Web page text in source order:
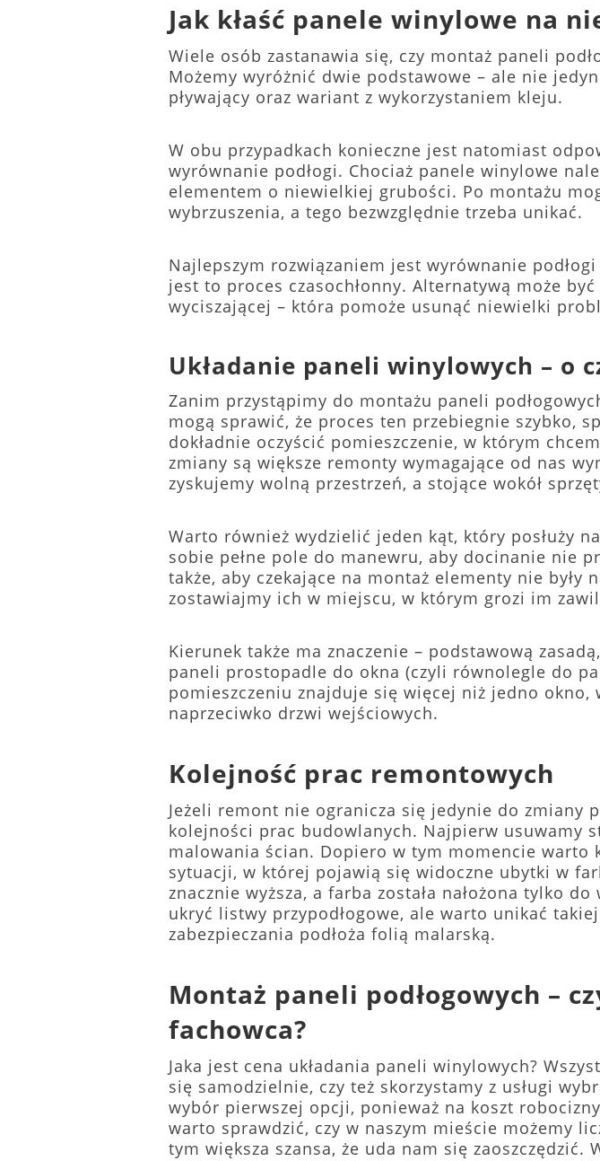
Jak kłaść panele winylowe na
Wiele osób zastanawia się, czy montaż paneli
Możemy wyróżnić dwie podstawowe – ale nie
pływający oraz wariant z wykorzystaniem kleju.
W obu przypadkach konieczne jest natomiast
wyrównanie podłogi. Chociaż panele winylowe
elementem o niewielkiej grubości. Po montażu
wybrzuszenia, a tego bezwzględnie trzeba unikać.
Najlepszym rozwiązaniem jest wyrównanie
jest to proces czasochłonny. Alternatywą może
wyciszającej – która pomoże usunąć niewielki
Układanie paneli winylowych – o
Zanim przystąpimy do montażu paneli
mogą sprawić, że proces ten przebiegnie szybko,
dokładnie oczyścić pomieszczenie, w którym
zmiany są większe remonty wymagające od nas
zyskujemy wolną przestrzeń, a stojące wokół
Warto również wydzielić jeden kąt, który posłuży
sobie pełne pole do manewru, aby docinanie nie
także, aby czekające na montaż elementy nie były
zostawiajmy ich w miejscu, w którym grozi im
Kierunek także ma znaczenie – podstawową
paneli prostopadle do okna (czyli równolegle do
pomieszczeniu znajduje się więcej niż jedno
naprzeciwko drzwi wejściowych.
Kolejność prac remontowych
Jeżeli remont nie ogranicza się jedynie do zmiany
kolejności prac budowlanych. Najpierw usuwamy
malowania ścian. Dopiero w tym momencie warto
sytuacji, w której pojawią się widoczne ubytki w
znacznie wyższa, a farba została nałożona tylko
ukryć listwy przypodłogowe, ale warto unikać
zabezpieczania podłoża folią malarską.
Montaż paneli podłogowych –
fachowca?
Jaka jest cena układania paneli winylowych?
się samodzielnie, czy też skorzystamy z usługi
wybór pierwszej opcji, ponieważ na koszt
warto sprawdzić, czy w naszym mieście możemy
tym większa szansa, że uda nam się